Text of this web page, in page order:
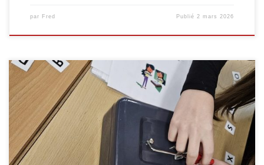
par Fred Publié2 mars 2026
L’EPN de Malmedy, en collaboration avec Infor Jeunes, propose
une animation ludique et immersive destinée aux élèves de 6e
primaire : l’escape game « Internet & toi« . Le scénario ? L’équilibre
du Web est menacé. Les quatre cyber-héros — Futé, Vigilant,
Secret et Sympa — ont disparu. Les élèves disposent de […]